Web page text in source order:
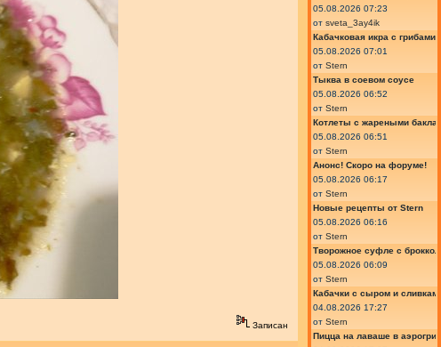
Записан
05.08.2026 07:23
от sveta_3ay4ik
Кабачковая икра с грибами
05.08.2026 07:01
от Stern
Тыква в соевом соусе
05.08.2026 06:52
от Stern
Котлеты с жареными
05.08.2026 06:51
от Stern
Анонс! Скоро на форуме!
05.08.2026 06:17
от Stern
Новые рецепты от Stern
05.08.2026 06:16
от Stern
Творожное суфле с
05.08.2026 06:09
от Stern
Кабачки с сыром и
04.08.2026 17:27
от Stern
Пицца на лаваше в